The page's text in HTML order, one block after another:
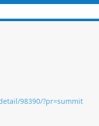
98390/?pr=summit